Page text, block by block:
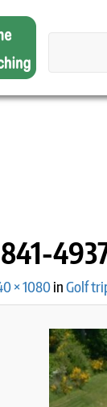
× 1080inGolf